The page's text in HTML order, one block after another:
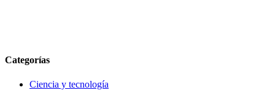
Categorías
Ciencia y tecnología